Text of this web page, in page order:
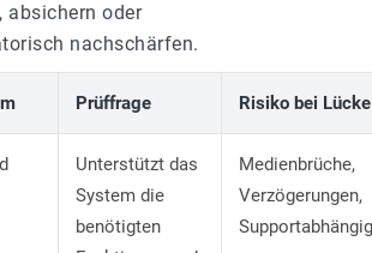
absichern oder
nachschärfen.
Prüffrage Risiko bei Lücke
Unterstützt das
System die
benötigten
Medienbrüche,
Verzögerungen,